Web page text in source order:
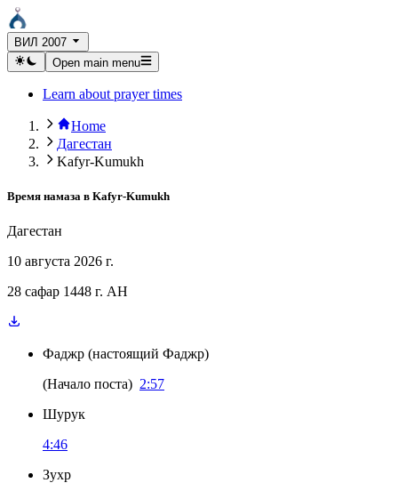
ВИЛ 2007
Open main menu
Learn about prayer times
Home
Дагестан
Kafyr-Kumukh
Время намаза в Kafyr-Kumukh
Дагестан
10 августа 2026 г.
28 сафар 1448 г. AH
Фаджр (настоящий Фаджр)
(Начало поста) 2:57
Шурук
4:46
Зухр